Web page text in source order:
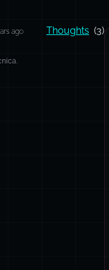
ago Thoughts (3)